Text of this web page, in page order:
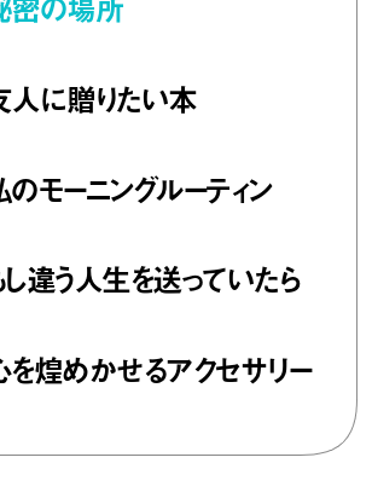
人に贈りたい本
モーニングルーティン
し違う人生を送っていたら
を煌めかせるアクセサリー